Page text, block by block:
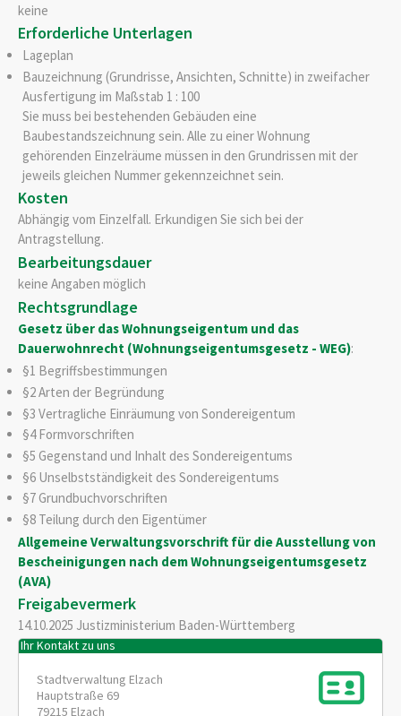
keine
Erforderliche Unterlagen
Lageplan
Bauzeichnung (Grundrisse, Ansichten, Schnitte) in zweifacher
Ausfertigung im Maßstab 1 : 100
Sie muss bei bestehenden Gebäuden eine
Baubestandszeichnung sein. Alle zu einer Wohnung
gehörenden Einzelräume müssen in den Grundrissen mit der
jeweils gleichen Nummer gekennzeichnet sein.
Kosten
Abhängig vom Einzelfall. Erkundigen Sie sich bei der
Antragstellung.
Bearbeitungsdauer
keine Angaben möglich
Rechtsgrundlage
Gesetz über das Wohnungseigentum und das
Dauerwohnrecht (Wohnungseigentumsgesetz - WEG):
§1 Begriffsbestimmungen
§2 Arten der Begründung
§3 Vertragliche Einräumung von Sondereigentum
§4 Formvorschriften
§5 Gegenstand und Inhalt des Sondereigentums
§6 Unselbstständigkeit des Sondereigentums
§7 Grundbuchvorschriften
§8 Teilung durch den Eigentümer
Allgemeine Verwaltungsvorschrift für die Ausstellung von
Bescheinigungen nach dem Wohnungseigentumsgesetz
(AVA)
Freigabevermerk
14.10.2025 Justizministerium Baden-Württemberg
Ihr Kontakt zu uns
Stadtverwaltung Elzach
Hauptstraße 69
79215 Elzach